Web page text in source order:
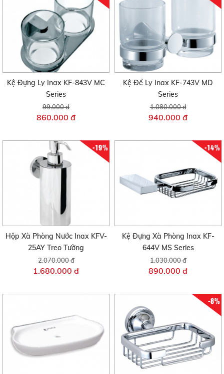
Kệ Đựng Ly Inax KF-843V MC
Series
99.000 đ
860.000 đ
Kệ Để Ly Inax KF-743V MD
Series
1.080.000 đ
940.000 đ
-19%
Hộp Xà Phòng Nước Inax KFV-
25AY Treo Tường
2.070.000 đ
1.680.000 đ
-14%
Kệ Đựng Xà Phòng Inax KF-
644V MS Series
1.030.000 đ
890.000 đ
-8%